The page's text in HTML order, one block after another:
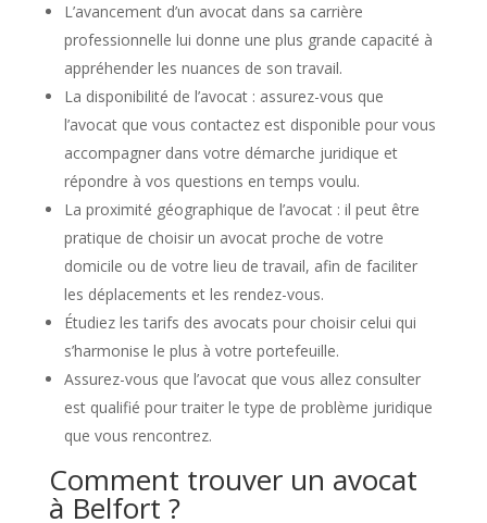
L’avancement d’un avocat dans sa carrière
professionnelle lui donne une plus grande capacité à
appréhender les nuances de son travail.
La disponibilité de l’avocat : assurez-vous que
l’avocat que vous contactez est disponible pour vous
accompagner dans votre démarche juridique et
répondre à vos questions en temps voulu.
La proximité géographique de l’avocat : il peut être
pratique de choisir un avocat proche de votre
domicile ou de votre lieu de travail, afin de faciliter
les déplacements et les rendez-vous.
Étudiez les tarifs des avocats pour choisir celui qui
s’harmonise le plus à votre portefeuille.
Assurez-vous que l’avocat que vous allez consulter
est qualifié pour traiter le type de problème juridique
que vous rencontrez.
Comment trouver un avocat
à Belfort ?